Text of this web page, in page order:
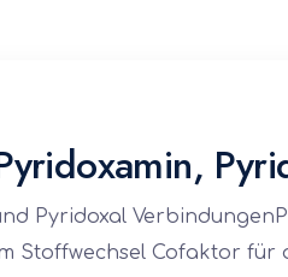
Pyridoxal
Stoffwechsel Cofaktor für